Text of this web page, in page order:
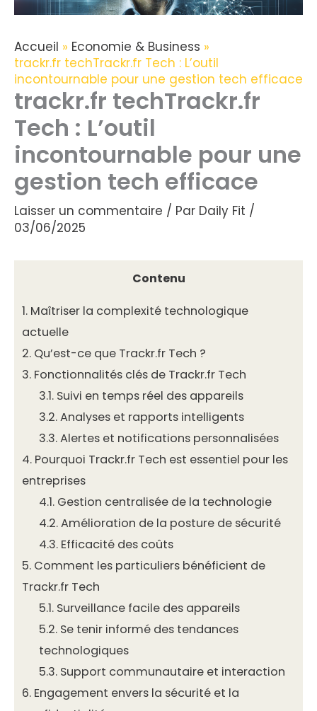
Accueil
Economie & Business
trackr.fr techTrackr.fr Tech : L’outil
incontournable pour une gestion tech efficace
trackr.fr techTrackr.fr
Tech : L’outil
incontournable pour une
gestion tech efficace
Laisser un commentaire / Par Daily Fit /
03/06/2025
Contenu
1. Maîtriser la complexité technologique
actuelle
2. Qu’est-ce que Trackr.fr Tech ?
3. Fonctionnalités clés de Trackr.fr Tech
3.1. Suivi en temps réel des appareils
3.2.Analyses et rapports intelligents
3.3.Alertes et notifications personnalisées
4. Pourquoi Trackr.fr Tech est essentiel pour les
entreprises
4.1. Gestion centralisée de la technologie
4.2.Amélioration de la posture de sécurité
4.3. Efficacité des coûts
5. Comment les particuliers bénéficient de
Trackr.fr Tech
5.1. Surveillance facile des appareils
5.2. Se tenir informé des tendances
technologiques
5.3. Support communautaire et interaction
6. Engagement envers la sécurité et la